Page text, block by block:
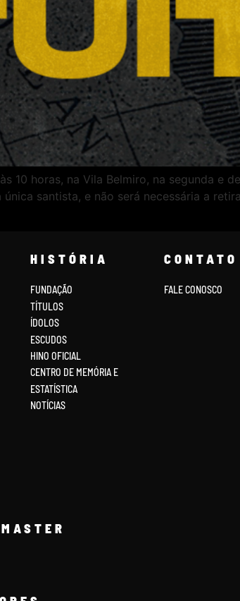
10 horas, na Vila Belmiro, na segunda e
santista, e não será necessária a
HISTÓRIA
FUNDAÇÃO
TÍTULOS
ÍDOLOS
ESCUDOS
HINO OFICIAL
CENTRO DE MEMÓRIA E
ESTATÍSTICA
NOTÍCIAS
CONTATO
FALE CONOSCO